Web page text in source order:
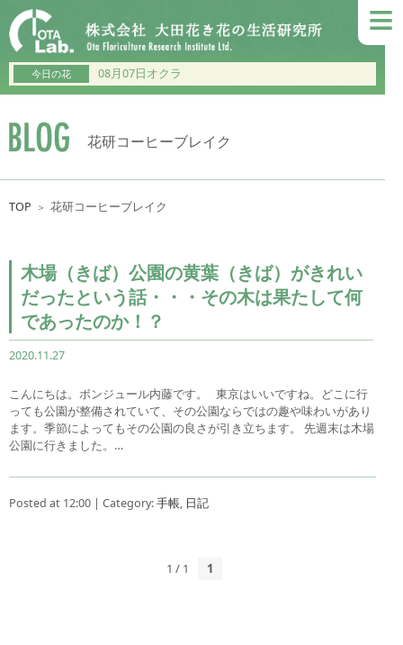
≡
今日の花 08月07日オクラ
花研コーヒーブレイク
TOP ＞ 花研コーヒーブレイク
木場（きば）公園の黄葉（きば）がきれい
だったという話・・・その木は果たして何
であったのか！？
2020.11.27
こんにちは。ボンジュール内藤です。 東京はいいですね。どこに行
っても公園が整備されていて、その公園ならではの趣や味わいがあり
ます。季節によってもその公園の良さが引き立ちます。 先週末は木場
公園に行きました。…
Posted at 12:00 | Category:手帳, 日記
1 / 1 1